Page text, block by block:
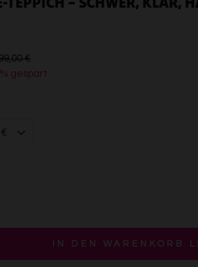
€€299,00
gespart
IN DEN WARENKORB